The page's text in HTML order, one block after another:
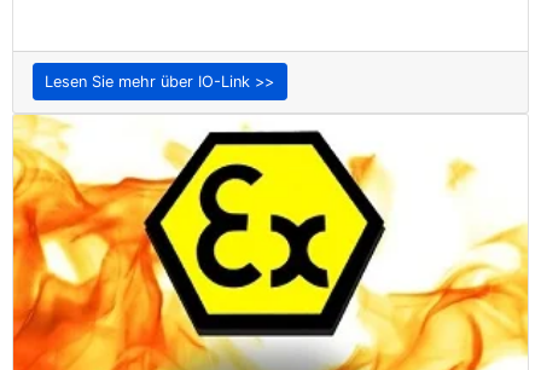
Lesen Sie mehr über IO-Link >>